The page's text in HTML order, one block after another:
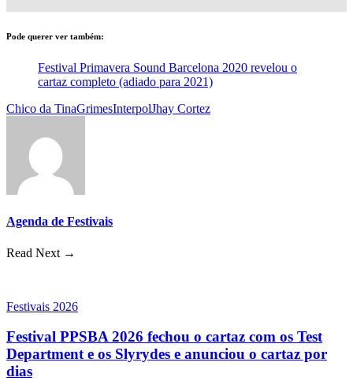
Pode querer ver também:
Festival Primavera Sound Barcelona 2020 revelou o
cartaz completo (adiado para 2021)
Chico da TinaGrimesInterpolJhay Cortez
Agenda de Festivais
Read Next →
Festivais 2026
Festival PPSBA 2026 fechou o cartaz com os Test
Department e os Slyrydes e anunciou o cartaz por
dias